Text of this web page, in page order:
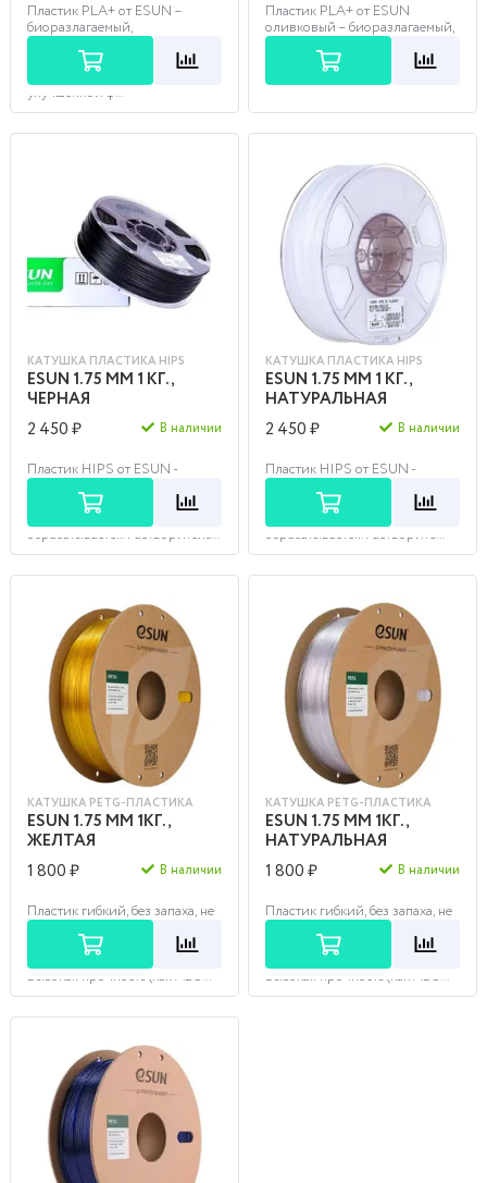
Пластик PLA+ от ESUN –
биоразлагаемый,
органический материал для
3D печати, изготавливаемый
из зерен кукурузы по
улучшенной ф...
Пластик PLA+ от ESUN
оливковый – биоразлагаемый,
органический материал для
3D печати, изготавливаемый
из зерен кукурузы п...
КАТУШКА ПЛАСТИКА HIPS
ESUN 1.75 ММ 1 КГ.,
ЧЕРНАЯ
2 450 ₽
В наличии
Пластик HIPS от ESUN -
термопластичный полимер,
более мягкий по сравнению с
ABS. Легко шлифуется и
обрабатывается. Растворитель...
КАТУШКА ПЛАСТИКА HIPS
ESUN 1.75 ММ 1 КГ.,
НАТУРАЛЬНАЯ
2 450 ₽
В наличии
Пластик HIPS от ESUN -
термопластичный полимер,
более мягкий по сравнению с
ABS. Легко шлифуется и
обрабатывается. Растворите...
КАТУШКА PETG-ПЛАСТИКА
ESUN 1.75 ММ 1КГ.,
ЖЕЛТАЯ
1 800 ₽
В наличии
Пластик гибкий, без запаха, не
токсичный с низким
коэффициентом усадки
материала. Не впитывает воду.
Высокая прочность (как ABS...
КАТУШКА PETG-ПЛАСТИКА
ESUN 1.75 ММ 1КГ.,
НАТУРАЛЬНАЯ
1 800 ₽
В наличии
Пластик гибкий, без запаха, не
токсичный с низким
коэффициентом усадки
материала. Не впитывает воду.
Высокая прочность (как ABS...